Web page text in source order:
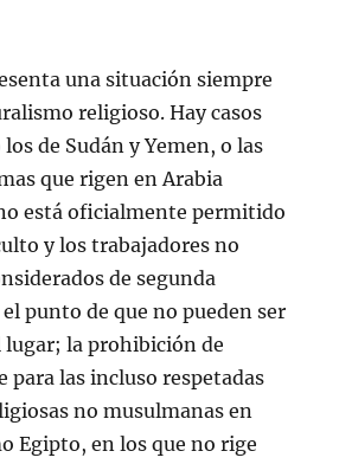
una situación siempre
religioso. Hay casos
de Sudán y Yemen, o las
que rigen en Arabia
está oficialmente permitido
y los trabajadores no
de segunda
punto de que no pueden ser
lugar; la prohibición de
para las incluso respetadas
no musulmanas en
Egipto, en los que no rige